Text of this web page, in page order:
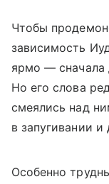
Чтобы
зависимость
ярмо — сначала
Но его слова
смеялись над
в запугивании
Особенно